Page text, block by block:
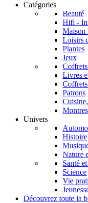
Catégories
Beauté
Hifi -
Maison
Loisirs
Plantes
Jeux
Livres
Patrons
Univers
Histoire
Nature
Santé
Science
Vie
Découvrez toute la